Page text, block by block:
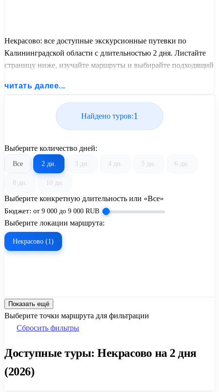
Некрасово: все доступные экскурсионные путевки по
Калининградской области с длительностью 2 дня. Листайте
страницу ниже, изучайте маршруты и выбирайте подходящий
от United Travel Systems.
читать далее...
Найдено туров:1
Выберите количество дней:
Все 2 дн. 3 дн. 4 дн. 5 дн. 6 дн.
8 дн. 10 дн.
Выберите конкретную длительность или «Все»
Бюджет: от 9 000 до 9 000 RUB
Выберите локации маршрута:
Некрасово (1)
Показать ещё
Выберите точки маршрута для фильтрации
Сбросить фильтры
Доступные туры: Некрасово на 2 дня
(2026)